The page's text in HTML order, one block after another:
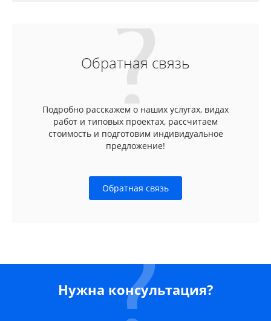
Обратная связь
Подробно расскажем о наших услугах, видах
работ и типовых проектах, рассчитаем
стоимость и подготовим индивидуальное
предложение!
Обратная связь
Нужна консультация?